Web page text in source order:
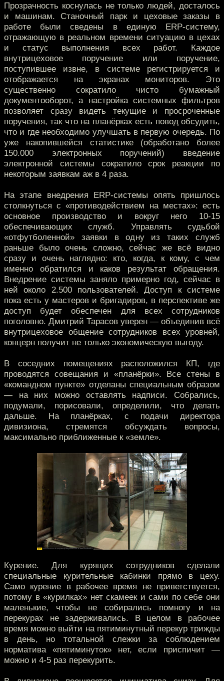
Прозрачность коснулась не только людей, досталось
и машинам. Станочный парк и цеховые заказы в
работе были сведены в единую ERP-систему,
отражающую в реальном времени ситуацию в цехах
и статус выполнения всех работ. Каждое
внутрицеховое поручение или поручение,
поступившее извне, в системе регистрируется и
отображается на экранах мониторов. Это
существенно сократило чисто бумажный
документооборот, а настройка системных фильтров
позволяет сразу видеть текущие и просроченные
поручения, так что на планёрках есть повод обсудить,
что и где необходимо улучшать в первую очередь. По
уже накопившейся статистике (обработано более
150.000 электронных поручений) введение
электронной системы сократило срок реакции по
некоторым заявкам аж в 4 раза.
На этапе внедрения ERP-системы опять пришлось
столкнуться с «противодействием на местах»: есть
основное производство и вокруг него 10-15
обеспечивающих служб. Управлять судьбой
«отфутболенной» заявки в одну из таких служб
раньше было очень сложно, сейчас же всё видно
сразу и очень наглядно: кто, когда, к кому, с чем
именно обратился и каков результат обращения.
Внедрение системы заняло примерно год, сейчас в
ней около 2.500 пользователей. Доступ к системе
пока есть у мастеров и бригадиров, в перспективе же
доступ будет обеспечен для всех сотрудников
поголовно. Дмитрий Тарасов уверен — объединив всё
внутрицеховое общение сотрудников всех уровней,
концерн получит не только экономическую выгоду.
В соседних помещениях расположился КП, где
проводятся совещания и «планёрки». Все стены в
«командном пункте» отделаны специальным образом
— на них можно оставлять надписи. Собрались,
подумали, порисовали, определили, что делать
дальше. На планёрках, с подачи директора
дивизиона, стремятся обсуждать вопросы,
максимально приближенные к «земле».
Курение. Для курящих сотрудников сделали
специальные курительные кабинки прямо в цеху.
Само курение в рабочее время не приветствуется,
потому в «курилках» нет скамеек и сами по себе они
маленькие, чтобы не собирались помногу и на
перекурах не задерживались. В целом в рабочее
время можно выйти на пятиминутный перекур трижды
в день, но тотальной слежки за соблюдением
норматива «пятиминуток» нет, если приспичит —
можно и 4-5 раз перекурить.